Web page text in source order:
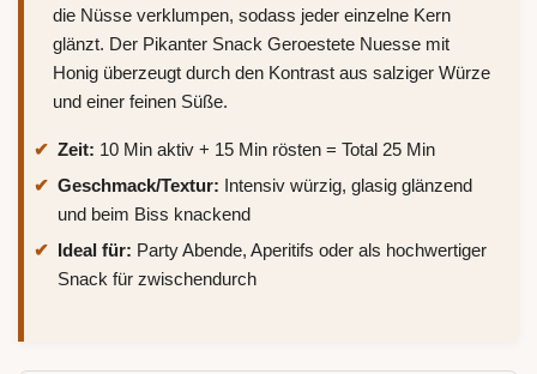
die Nüsse verklumpen, sodass jeder einzelne Kern
glänzt. Der Pikanter Snack Geroestete Nuesse mit
Honig überzeugt durch den Kontrast aus salziger Würze
und einer feinen Süße.
Zeit: 10 Min aktiv + 15 Min rösten = Total 25 Min
Geschmack/Textur: Intensiv würzig, glasig glänzend
und beim Biss knackend
Ideal für: Party Abende, Aperitifs oder als hochwertiger
Snack für zwischendurch